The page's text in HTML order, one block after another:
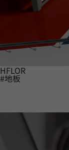
HFLOR
#地板